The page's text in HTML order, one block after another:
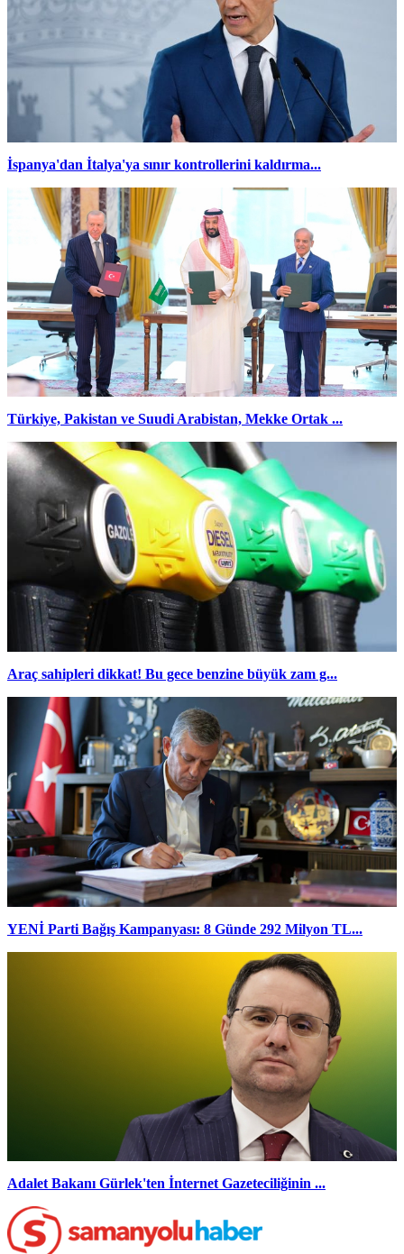
İspanya'dan İtalya'ya sınır kontrollerini kaldırma...
Türkiye, Pakistan ve Suudi Arabistan, Mekke Ortak ...
Araç sahipleri dikkat! Bu gece benzine büyük zam g...
YENİ Parti Bağış Kampanyası: 8 Günde 292 Milyon TL...
Adalet Bakanı Gürlek'ten İnternet Gazeteciliğinin ...